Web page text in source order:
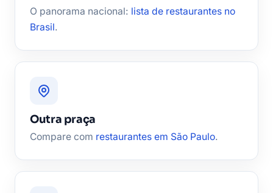
O panorama nacional: lista de restaurantes no
Brasil.
Outra praça
Compare com restaurantes em São Paulo.